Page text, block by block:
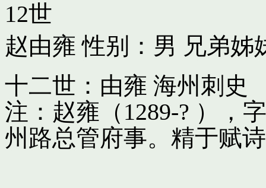
12世
赵由雍 性别：男 兄弟姊
十二世：由雍 海州刺史
注：赵雍（1289-? ），
州路总管府事。精于赋